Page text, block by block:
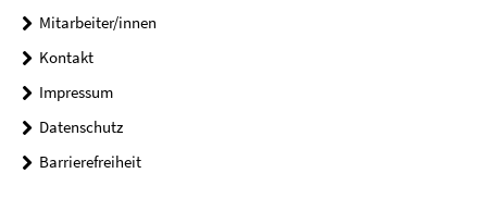
Mitarbeiter/innen
Kontakt
Impressum
Datenschutz
Barrierefreiheit